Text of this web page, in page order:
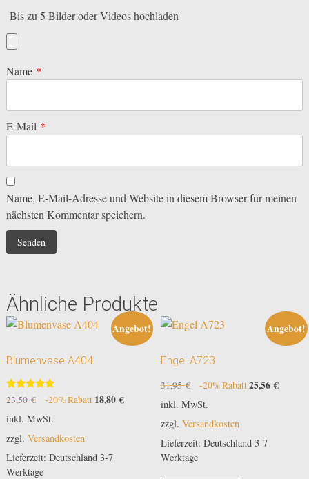
Bis zu 5 Bilder oder Videos hochladen
Name *
E-Mail *
Name, E-Mail-Adresse und Website in diesem Browser für meinen
nächsten Kommentar speichern.
Ähnliche Produkte
Angebot!
Blumenvase A404
Bewertet
mit
5.00
von 5
23,50€
Ursprünglicher
Preis
war:
23,50 €
-20% Rabatt 18,80€Aktueller
inkl. MwSt.
zzgl. Versandkosten
Lieferzeit: Deutschland 3-7
Werktage
Angebot!
Engel A723
31,95€
Ursprünglicher
Preis
war:
31,95 €
-20% Rabatt25,56€
inkl. MwSt.
zzgl. Versandkosten
Lieferzeit: Deutschland 3-7
Werktage